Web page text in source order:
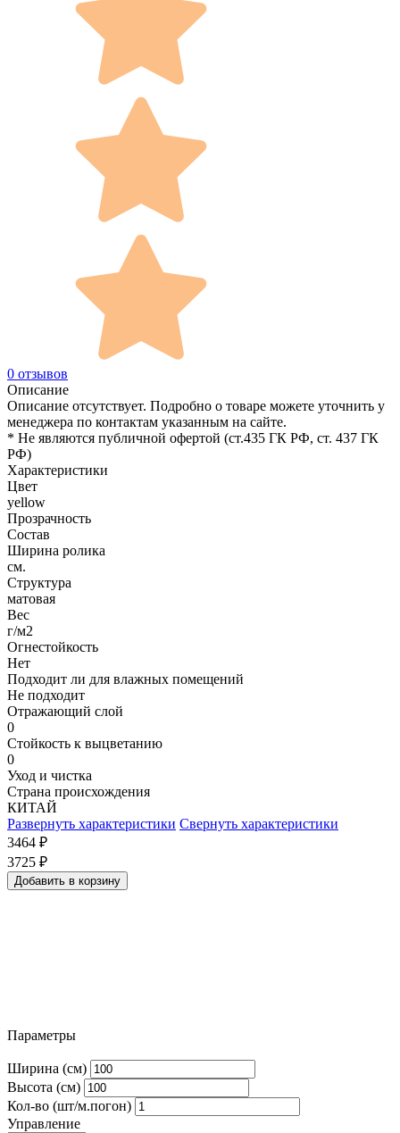
0 отзывов
Описание
Описание отсутствует. Подробно о товаре можете уточнить у
менеджера по контактам указанным на сайте.
* Не являются публичной офертой (ст.435 ГК РФ, cт. 437 ГК
РФ)
Характеристики
Цвет
yellow
Прозрачность
Состав
Ширина ролика
см.
Структура
матовая
Вес
г/м2
Огнестойкость
Нет
Подходит ли для влажных помещений
Не подходит
Отражающий слой
0
Стойкость к выцветанию
0
Уход и чистка
Страна происхождения
КИТАЙ
Развернуть характеристики Свернуть характеристики
3464 ₽
3725 ₽
Добавить в корзину
Параметры
Ширина (см)
Высота (см)
Кол-во (шт/м.погон)
Управление